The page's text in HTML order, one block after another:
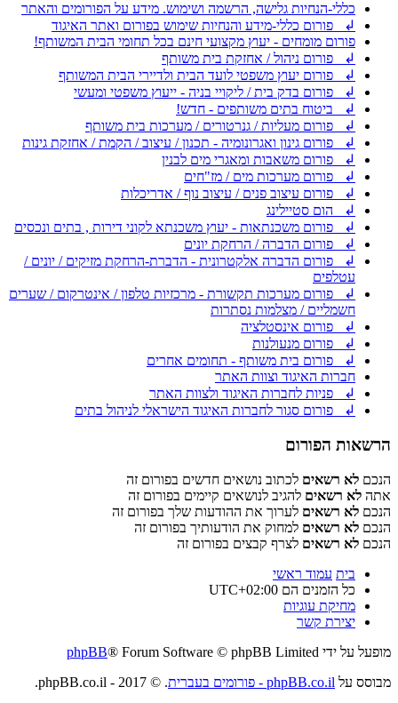
כללי-הנחיות גלישה, הרשמה ושימוש. מידע על הפורומים והאתר
↲ פורום כללי-מידע והנחיות שימוש בפורום ואתר האיגוד
פורום מומחים - יעוץ מקצועי חינם בכל תחומי הבית המשותף!
↲ פורום ניהול / אחזקת בית משותף
↲ פורום יעוץ משפטי לועד הבית ולדיירי הבית המשותף
↲ פורום בדק בית / ליקויי בניה - ייעוץ משפטי ומעשי
↲ ביטוח בתים משותפים - חדש!
↲ פורום מעליות / גנרטורים / מערכות בית משותף
↲ פורום גינון ואגרונומיה - תכנון / עיצוב / הקמת / אחזקת גינות
↲ פורום משאבות ומאגרי מים לבנין
↲ פורום מערכות מים / מז"חים
↲ פורום עיצוב פנים / עיצוב נוף / אדריכלות
↲ הום סטיילינג
↲ פורום משכנתאות - יעוץ משכנתא לקוני דירות , בתים ונכסים
↲ פורום הדברה / הרחקת יונים
↲ פורום הדברה אלקטרונית - הדברת-הרחקת מזיקים / יונים /
עטלפים
↲ פורום מערכות תקשורת - מרכזיות טלפון / אינטרקום / שערים
חשמליים / מצלמות נסתרות
↲ פורום אינסטלציה
↲ פורום מנעולנות
↲ פורום בית משותף - תחומים אחרים
חברות האיגוד וצוות האתר
↲ פניות לחברות האיגוד ולצוות האתר
↲ פורום סגור לחברות האיגוד הישראלי לניהול בתים
הרשאות הפורום
הנכם לא רשאים לכתוב נושאים חדשים בפורום זה
אתה לא רשאים להגיב לנושאים קיימים בפורום זה
הנכם לא רשאים לערוך את ההודעות שלך בפורום זה
הנכם לא רשאים למחוק את הודעותיך בפורום זה
הנכם לא רשאים לצרף קבצים בפורום זה
בית עמוד ראשי
כל הזמנים הם UTC+02:00
מחיקת עוגיות
יצירת קשר
מופעל על ידי
phpBB® Forum Software © phpBB Limited
מבוסס על phpBB.co.il - פורומים בעברית . © 2017 - phpBB.co.il.